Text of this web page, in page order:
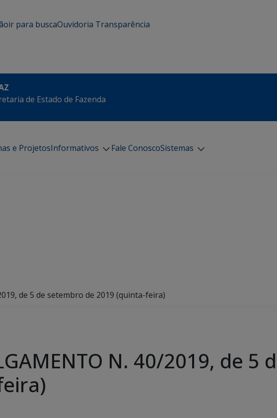
ir para buscaOuvidoria Transparência
de Estado de Fazenda
e ProjetosInformativos Fale ConoscoSistemas
de 5 de setembro de 2019 (quinta-feira)
N. 40/2019, de 5